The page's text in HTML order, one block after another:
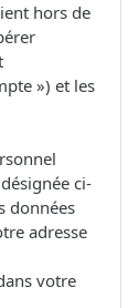
hors de
») et les
ci-
données
adresse
votre